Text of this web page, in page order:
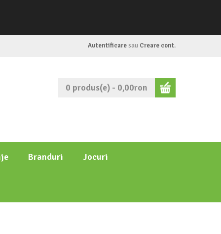
Autentificare sau Creare cont.
0 produs(e) - 0,00ron
Branduri Jocuri